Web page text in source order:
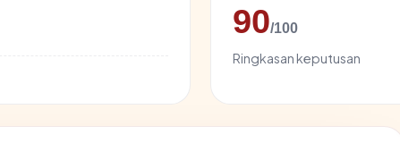
90/100
Ringkasan keputusan